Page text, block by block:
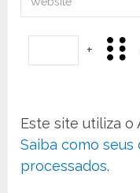
+
Este site utiliza o
Saiba como
processados.